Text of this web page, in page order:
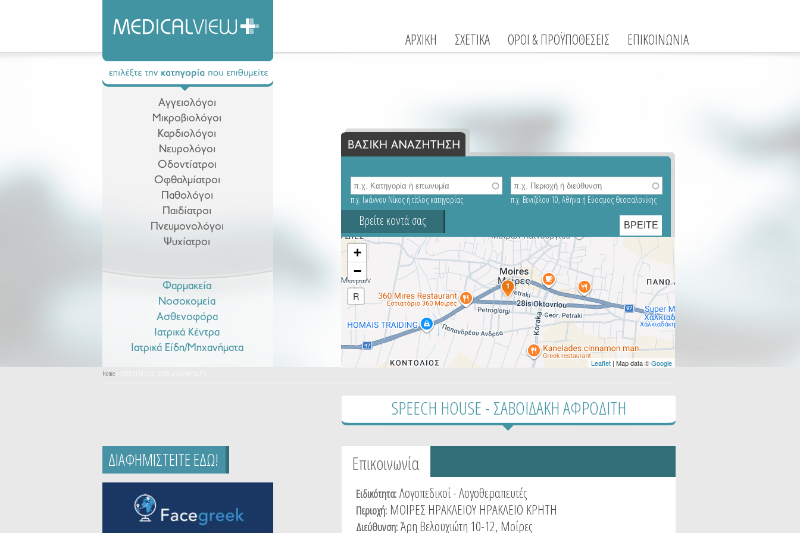
ΑΡΧΙΚΗ ΣΧΕΤΙΚΑ ΟΡΟΙ & ΠΡΟΫΠΟΘΕΣΕΙΣ ΕΠΙΚΟΙΝΩΝΙΑ
Αγγειολόγοι
Μικροβιολόγοι
Καρδιολόγοι
Νευρολόγοι
Οδοντίατροι
Οφθαλμίατροι
Παθολόγοι
Παιδίατροι
Πνευμονολόγοι
Ψυχίατροι
Φαρμακεία
Νοσοκομεία
Ασθενοφόρα
Ιατρικά Κέντρα
Ιατρικά Είδη/Μηχανήματα
π.χ. Ιωάννου Νίκος ή τίτλος κατηγορίας π.χ. Βενιζέλου 10, Αθήνα ή Εύοσμος Θεσσαλονίκης
Βρείτε κοντά σας
1
+
−
R
Leaflet | Map data ©Google
You are here
Home
SPEECH HOUSE - ΣΑΒΟΙΔΑΚΗ ΑΦΡΟΔΙΤΗ
Tabs group καταχώρησης
Επικοινωνία
tab)
Ειδικότητα:Λογοπεδικοί - Λογοθεραπευτές
Περιοχή: ΜΟΙΡΕΣ ΗΡΑΚΛΕΙΟΥ ΗΡΑΚΛΕΙΟ ΚΡΗΤΗ
Διεύθυνση:Άρη Βελουχιώτη 10-12, Μοίρες
ΔΙΑΦΗΜΙΣΤΕΙΤΕ ΕΔΩ!